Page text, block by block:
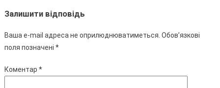
Залишити відповідь
Ваша e-mail адреса не оприлюднюватиметься. Обов’язкові
поля позначені *
Коментар *